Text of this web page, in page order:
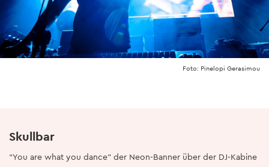
Foto: Pinelopi Gerasimou
Skullbar
“You are what you dance” der Neon-Banner über der DJ-Kabine